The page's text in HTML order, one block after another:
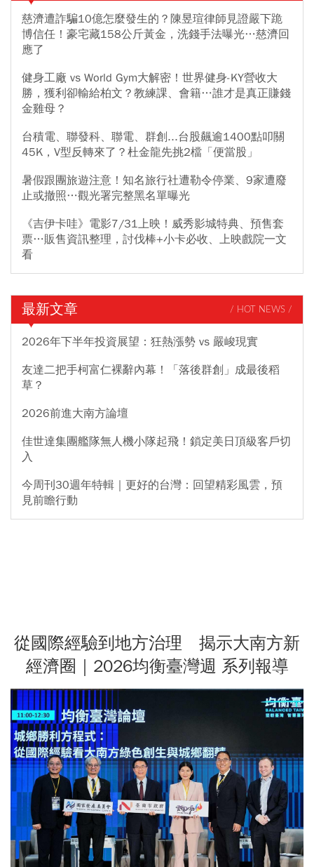
慈濟遭詐騙10億怎麼發生的？陳昱瑄律師見證嚴下跪
博信任！豪宅藏158公斤黃金，洗錢手法曝光…慈濟回
應了
健身工廠 vs World Gym大解密！世界健身-KY營收大
勝，獲利卻輸給柏文？教練課、會籍…誰才是真正賺錢
金雞母？
台積電、聯發科、聯電、群創...台股飆逾1400點叩關
45K，V型反轉來了？杜金龍先挑2檔「便當股」
暑假跟團旅遊注意！知名旅行社遭勒令停業、9家遭廢
止或撤照…觀光署完整黑名單曝光
《吉伊卡哇》電影7/31上映！威秀影城特典、預售套
票…販售資訊整理，討伐棒+小卡必收、上映戲院一文
看
最新文章 / HOT NEWS /
2026年下半年投資展望：狂熱漲勢 vs 嚴峻現實
友達二把手柯富仁裸辭內幕！「落後群創」成最後稻
草？
2026前進大南方論壇
佳世達集團艦隊無人機小隊起飛！鎖定美日頂級客戶切
入
今周刊30週年特輯｜更好的台灣：回望精彩風雲，預
見前瞻行動
從國際經驗到地方治理 揭示大南方新
經濟圈｜2026均衡臺灣週 系列報導